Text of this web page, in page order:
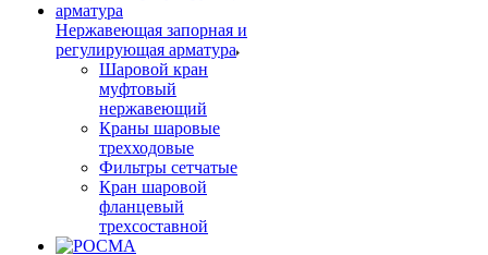
Нержавеющая запорная и
регулирующая арматура
Шаровой кран
муфтовый
нержавеющий
Краны шаровые
трехходовые
Фильтры сетчатые
Кран шаровой
фланцевый
трехсоставной